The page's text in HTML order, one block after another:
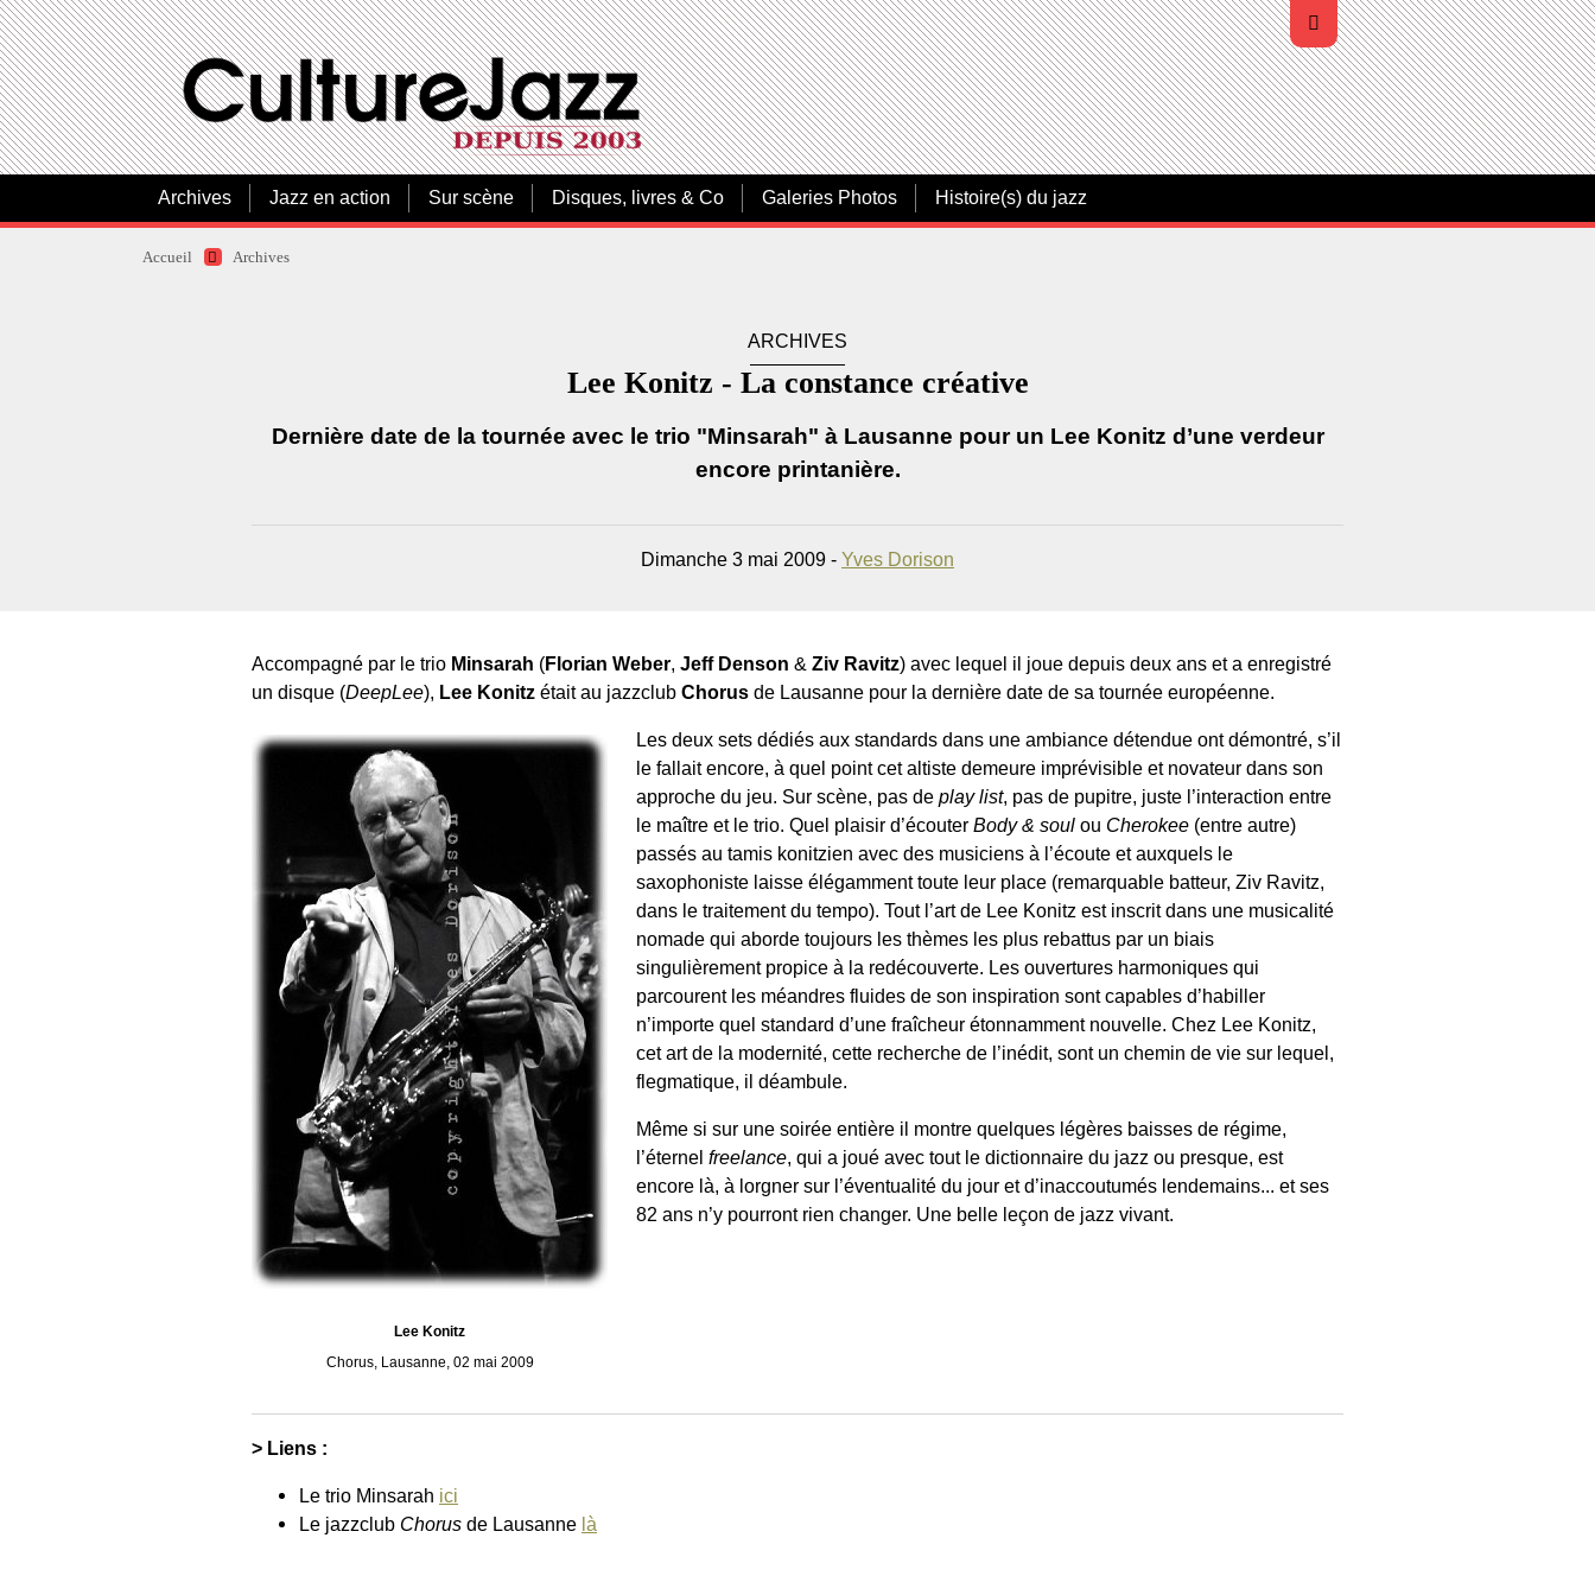
Archives Jazz en action Sur scène Disques, livres & Co Galeries Photos Histoire(s) du jazz
Accueil Archives
ARCHIVES
Lee Konitz - La constance créative
Dernière date de la tournée avec le trio "Minsarah" à Lausanne pour un Lee Konitz d’une verdeur
encore printanière.
Dimanche 3 mai 2009 - Yves Dorison
Accompagné par le trio Minsarah (Florian Weber, Jeff Denson & Ziv Ravitz) avec lequel il joue depuis deux ans et a enregistré
un disque (DeepLee), Lee Konitz était au jazzclub Chorus de Lausanne pour la dernière date de sa tournée européenne.
Lee Konitz
Chorus, Lausanne, 02 mai 2009
Les deux sets dédiés aux standards dans une ambiance détendue ont démontré, s’il
le fallait encore, à quel point cet altiste demeure imprévisible et novateur dans son
approche du jeu. Sur scène, pas deplay list, pas de pupitre, juste l’interaction entre
le maître et le trio. Quel plaisir d’écouterBody & soul ou Cherokee (entre autre)
passés au tamis konitzien avec des musiciens à l’écoute et auxquels le
saxophoniste laisse élégamment toute leur place (remarquable batteur, Ziv Ravitz,
dans le traitement du tempo). Tout l’art de Lee Konitz est inscrit dans une musicalité
nomade qui aborde toujours les thèmes les plus rebattus par un biais
singulièrement propice à la redécouverte. Les ouvertures harmoniques qui
parcourent les méandres fluides de son inspiration sont capables d’habiller
n’importe quel standard d’une fraîcheur étonnamment nouvelle. Chez Lee Konitz,
cet art de la modernité, cette recherche de l’inédit, sont un chemin de vie sur lequel,
flegmatique, il déambule.
Même si sur une soirée entière il montre quelques légères baisses de régime,
l’éternelfreelance, qui a joué avec tout le dictionnaire du jazz ou presque, est
encore là, à lorgner sur l’éventualité du jour et d’inaccoutumés lendemains... et ses
82 ans n’y pourront rien changer. Une belle leçon de jazz vivant.
> Liens :
Le trio Minsarah ici
Le jazzclub Chorus de Lausanne là